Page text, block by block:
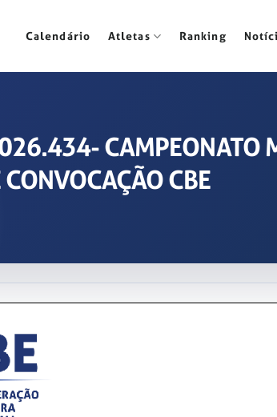
Calendário Atletas Ranking
CAMPEONATO
CBE